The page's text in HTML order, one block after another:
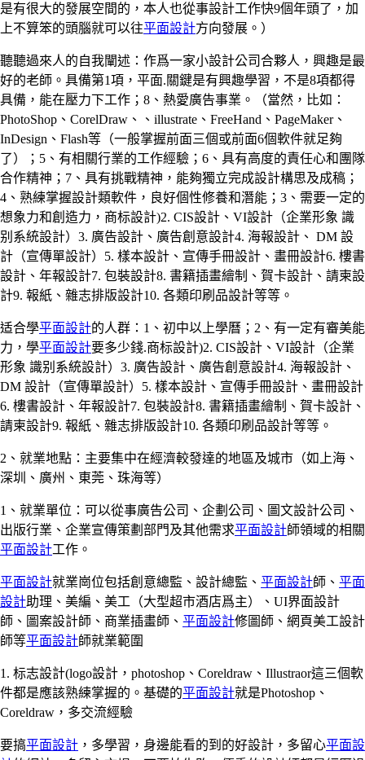
是有很大的發展空間的，本人也從事設計工作快9個年頭了，加
上不算笨的頭腦就可以往平面設計方向發展。）
聽聽過來人的自我闡述：作爲一家小設計公司合夥人，興趣是最
好的老師。具備第1項，平面.關鍵是有興趣學習，不是8項都得
具備，能在壓力下工作；8、熱愛廣告事業。（當然，比如：
PhotoShop、CorelDraw、、illustrate、FreeHand、PageMaker、
InDesign、Flash等（一般掌握前面三個或前面6個軟件就足夠
了）；5、有相關行業的工作經驗；6、具有高度的責任心和團隊
合作精神；7、具有挑戰精神，能夠獨立完成設計構思及成稿；
4、熟練掌握設計類軟件，良好個性修養和潛能；3、需要一定的
想象力和創造力，商标設計)2. CIS設計、VI設計（企業形象 識
别系統設計）3. 廣告設計、廣告創意設計4. 海報設計、 DM 設
計（宣傳單設計）5. 樣本設計、宣傳手冊設計、畫冊設計6. 樓書
設計、年報設計7. 包裝設計8. 書籍插畫繪制、賀卡設計、請柬設
計9. 報紙、雜志排版設計10. 各類印刷品設計等等。
适合學平面設計的人群：1、初中以上學曆；2、有一定有審美能
力，學平面設計要多少錢.商标設計)2. CIS設計、VI設計（企業
形象 識别系統設計）3. 廣告設計、廣告創意設計4. 海報設計、
DM 設計（宣傳單設計）5. 樣本設計、宣傳手冊設計、畫冊設計
6. 樓書設計、年報設計7. 包裝設計8. 書籍插畫繪制、賀卡設計、
請柬設計9. 報紙、雜志排版設計10. 各類印刷品設計等等。
2、就業地點：主要集中在經濟較發達的地區及城市（如上海、
深圳、廣州、東莞、珠海等）
1、就業單位：可以從事廣告公司、企劃公司、圖文設計公司、
出版行業、企業宣傳策劃部門及其他需求平面設計師領域的相關
平面設計工作。
平面設計就業崗位包括創意總監、設計總監、 平面設計師、 平面
設計助理、美編、美工（大型超市酒店爲主）、UI界面設計
師、圖案設計師、商業插畫師、 平面設計修圖師、網頁美工設計
師等平面設計師就業範圍
1. 标志設計(logo設計，photoshop、Coreldraw、Illustraor這三個軟
件都是應該熟練掌握的。基礎的平面設計就是Photoshop、
Coreldraw，多交流經驗
要搞平面設計 ，多學習，身邊能看的到的好設計，多留心平面設